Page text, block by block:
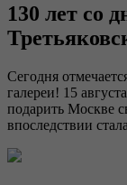
130 лет со
Сегодня
галереи! 15
подарить Москве
впоследствии